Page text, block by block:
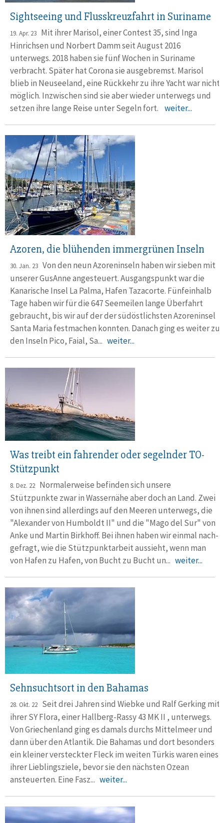
Sightseeing und Flusskreuzfahrt in Suriname
19. Apr. 23 Mit ihrer Marisol, einer Contest 35, sind Inga
Hinrichsen und Norbert Damm seit August 2016
unterwegs. 2018 haben sie fünf Wochen in Suriname
verbracht. Später hat Corona sie ausgebremst. Marisol
blieb in Neuseeland, eine Rückkehr zu ihre Yacht war nicht
möglich. Inzwischen sind sie aber wieder unterwegs und
setzen ihre lange Reise unter Segeln fort. weiter...
Azoren, die blühenden immergrünen Inseln
30. Jan. 23 Von den neun Azoreninseln haben wir sieben mit
unserer GusAnne angesteuert. Ausgangs­punkt war die
Kana­rische Insel La Palma, Ha­fen Tazacorte. Fünfeinhalb
Tage haben wir für die 647 See­mei­len lange Über­fahrt
gebraucht, bis wir auf der der südöst­lichsten Azoren­insel
Santa Maria fest­machen konnten. Danach ging es weiter zu
den Inseln Pico, Faial, Sa... weiter...
Was treibt ein fahrender oder segelnder TO-
Stützpunkt
8. Dez. 22 Normalerweise befinden sich unsere
Stützpunkte zwar in Wasser­nähe aber doch an Land. Zwei
von ihnen sind aller­dings auf den Meeren unter­wegs, die
"Alexander von Humboldt II" und die "Mago del Sur" von
Anke und Martin Birkhoff. Bei ihnen haben wir einmal nach­
gefragt, wie die Stütz­punkt­arbeit aus­sieht, wenn man
von Hafen zu Hafen, von Bucht zu Bucht un... weiter...
Sehnsuchtsort in den Bahamas
28. Okt. 22 Seit drei Jahren sind Wiebke und Ralf Gerking mit
ihrer SY Flora, einer Hallberg-Rassy 43 MK II , unterwegs.
Von Griechen­land ging es damals durchs Mittelmeer und
dann über den Atlantik. Die Ba­h­amas und dort besonders
ein kleiner ver­steck­ter Fleck im weiten Türkis waren eines
ihrer Lieb­lings­ziele, bevor sie den näch­sten Ozean
ansteuerten. Eine Fasz... weiter...